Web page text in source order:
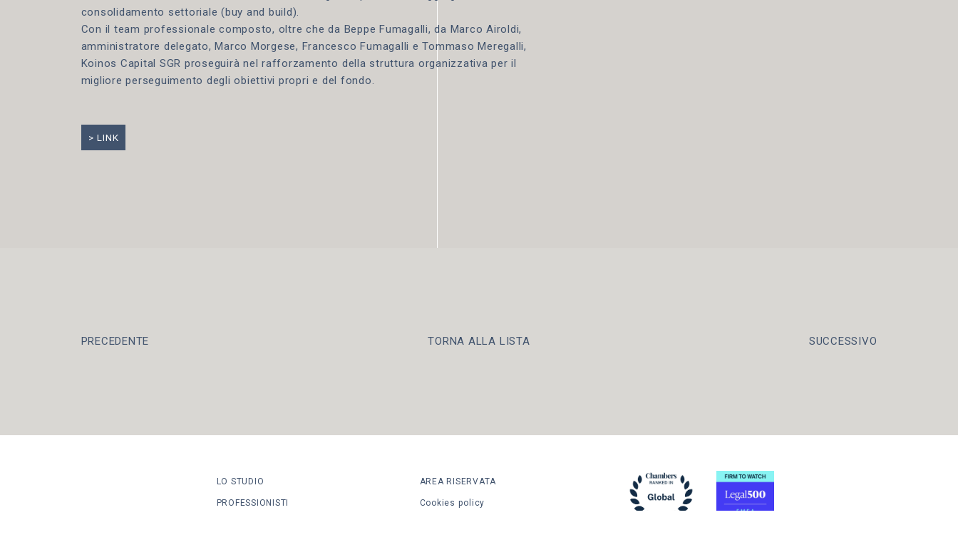
consolidamento settoriale (buy and build).
Con il team professionale composto, oltre che da Beppe Fumagalli, da Marco Airoldi,
amministratore delegato, Marco Morgese, Francesco Fumagalli e Tommaso Meregalli,
Koinos Capital SGR proseguirà nel rafforzamento della struttura organizzativa per il
migliore perseguimento degli obiettivi propri e del fondo.
LINK
PRECEDENTE TORNA ALLA LISTA SUCCESSIVO
LO STUDIO
PROFESSIONISTI
AREA RISERVATA
Cookies policy